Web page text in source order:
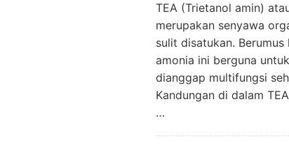
TEA (Trietanol amin)
merupakan senyawa
sulit disatukan.
amonia ini berguna
dianggap multifungsi
Kandungan di dalam
…